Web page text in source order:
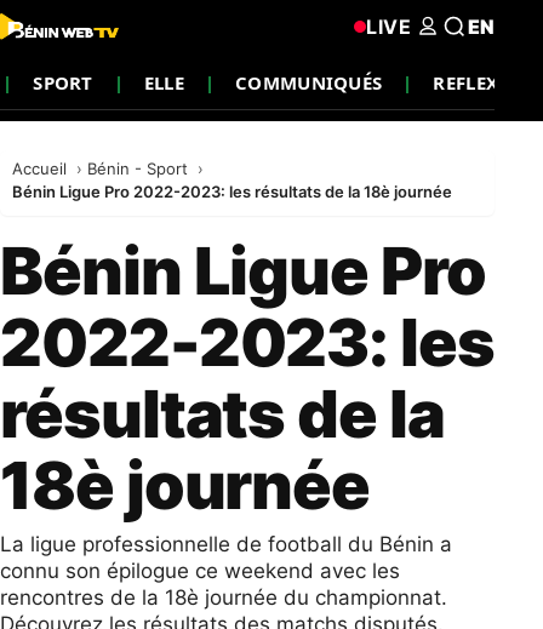
SPORT ELLE COMMUNIQUÉS REFLEXION
LIVE EN
Accueil
Bénin - Sport
Bénin Ligue Pro 2022-2023: les résultats de la 18è journée
Bénin Ligue Pro
2022-2023: les
résultats de la
18è journée
La ligue professionnelle de football du Bénin a
connu son épilogue ce weekend avec les
rencontres de la 18è journée du championnat.
Découvrez les résultats des matchs disputés.